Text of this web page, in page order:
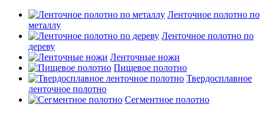
Ленточное полотно по
металлу
Ленточное полотно по
дереву
Ленточные ножи
Пищевое полотно
Твердосплавное
ленточное полотно
Сегментное полотно